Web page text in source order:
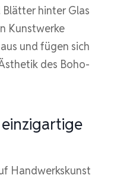
hinter Glas
Kunstwerke
und fügen sich
des Boho-
Handwerkskunst